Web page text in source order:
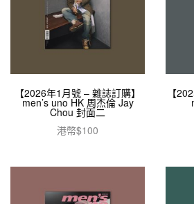
【2026年1月號 – 雜誌訂購】
men’s uno HK 周杰倫 Jay
Chou 封面二
港幣$100
【